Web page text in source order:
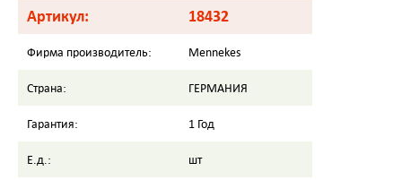
Артикул: 18432
Фирма производитель: Mennekes
Страна: ГЕРМАНИЯ
Гарантия: 1 Год
Е.д.: шт